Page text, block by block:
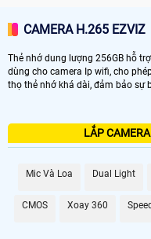
CAMERA H.265 EZVIZ
Thẻ nhớ dung lượng 256GB hỗ
dùng cho camera Ip wifi, cho
thọ thẻ nhớ khá dài, đảm bảo sự
LẮP
Mic Và Loa Dual Light
CMOS Xoay 360